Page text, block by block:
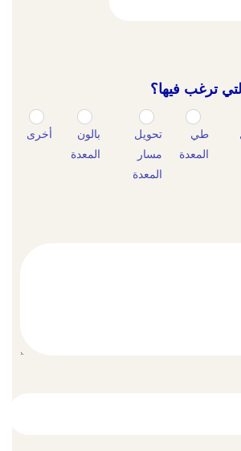
ترغب فيها؟
طي
المعدة
تحويل
مسار
المعدة
بالون
المعدة
أخرى